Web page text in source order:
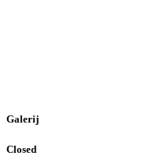
Galerij
Closed